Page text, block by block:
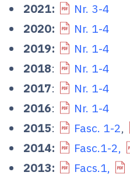
2021:
Nr. 3-4
2020:
Nr. 1-4
2019:
Nr. 1-4
2018:
Nr. 1-4
2017:
Nr. 1-4
2016:
Nr. 1-4
2015: Fasc. 1-2,
2014:
Fasc.1-2,
2013:
Facs.1,